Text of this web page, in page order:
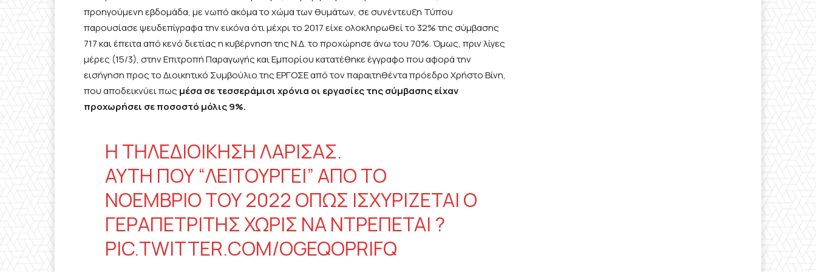
προηγούμενη εβδομάδα, με νωπό ακόμα το χώμα των θυμάτων, σε συνέντευξη Τύπου
παρουσίασε ψευδεπίγραφα την εικόνα ότι μέχρι το 2017 είχε ολοκληρωθεί το 32% της σύμβασης
717 και έπειτα από κενό διετίας η κυβέρνηση της Ν.Δ. το προχώρησε άνω του 70%. Όμως, πριν λίγες
μέρες (15/3), στην Επιτροπή Παραγωγής και Εμπορίου κατατέθηκε έγγραφο που αφορά την
εισήγηση προς το Διοικητικό Συμβούλιο της ΕΡΓΟΣΕ από τον παραιτηθέντα πρόεδρο Χρήστο Βίνη,
που αποδεικνύει πως μέσα σε τεσσεράμισι χρόνια οι εργασίες της σύμβασης είχαν
προχωρήσει σε ποσοστό μόλις 9%.
Η ΤΗΛΕΔΙΟΊΚΗΣΗ ΛΆΡΙΣΑΣ.
ΑΥΤΉ ΠΟΥ “ΛΕΙΤΟΥΡΓΕΊ” ΑΠΌ ΤΟ
ΝΟΈΜΒΡΙΟ ΤΟΥ 2022 ΌΠΩΣ ΙΣΧΥΡΊΖΕΤΑΙ Ο
ΓΕΡΑΠΕΤΡΊΤΗΣ ΧΩΡΊΣ ΝΑ ΝΤΡΈΠΕΤΑΙ ?
PIC.TWITTER.COM/OGEQOPRIFQ